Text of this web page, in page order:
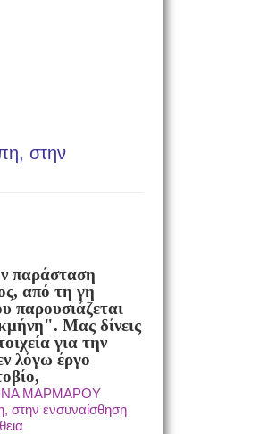
στην
παράσταση
από τη γη
παρουσιάζεται
Mας δίνεις
για την
λόγω έργο
βίο,
ΜΑΡΜΑΡΟΥ
στην ενσυναίσθηση